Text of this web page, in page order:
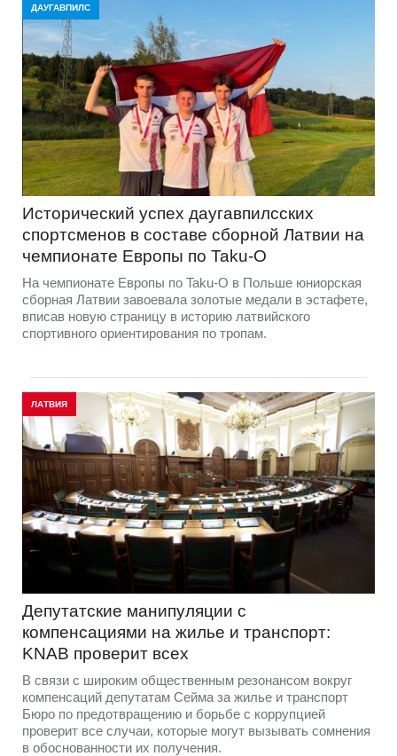
ДАУГАВПИЛС
Исторический успех даугавпилсских
спортсменов в составе сборной Латвии на
чемпионате Европы по Taku-O
На чемпионате Европы по Taku-O в Польше юниорская
сборная Латвии завоевала золотые медали в эстафете,
вписав новую страницу в историю латвийского
спортивного ориентирования по тропам.
ЛАТВИЯ
Депутатские манипуляции с
компенсациями на жилье и транспорт:
KNAB проверит всех
В связи с широким общественным резонансом вокруг
компенсаций депутатам Сейма за жилье и транспорт
Бюро по предотвращению и борьбе с коррупцией
проверит все случаи, которые могут вызывать сомнения
в обоснованности их получения.